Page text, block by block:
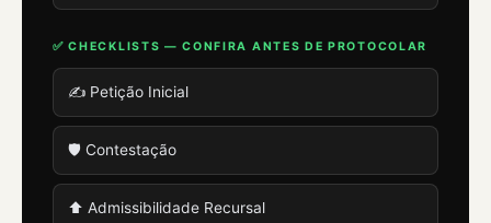
✅ CHECKLISTS — CONFIRA ANTES DE PROTOCOLAR
✍️ Petição Inicial
🛡️ Contestação
⬆️ Admissibilidade Recursal